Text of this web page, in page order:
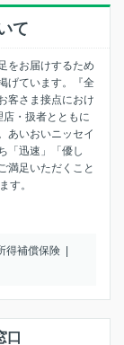
て
をお届けするため
げています。『全
客さま接点におけ
・扱者とともに
あいおいニッセイ
「迅速」「優し
満足いただくこと
す。
得補償保険
口